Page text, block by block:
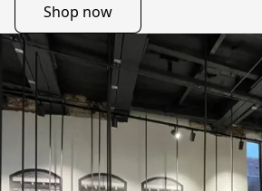
Shop now